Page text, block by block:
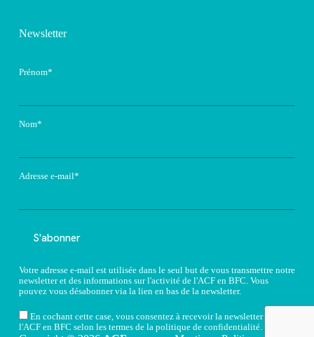
Newsletter
Prénom*
Nom*
Adresse e-mail*
Votre adresse e-mail est utilisée dans le seul but de vous transmettre notre
newsletter et des informations sur l'activité de l'ACF en BFC. Vous
pouvez vous désabonner via la lien en bas de la newsletter.
En cochant cette case, vous consentez à recevoir la newsletter de
l'ACF en BFC selon les termes de la politique de confidentialité.